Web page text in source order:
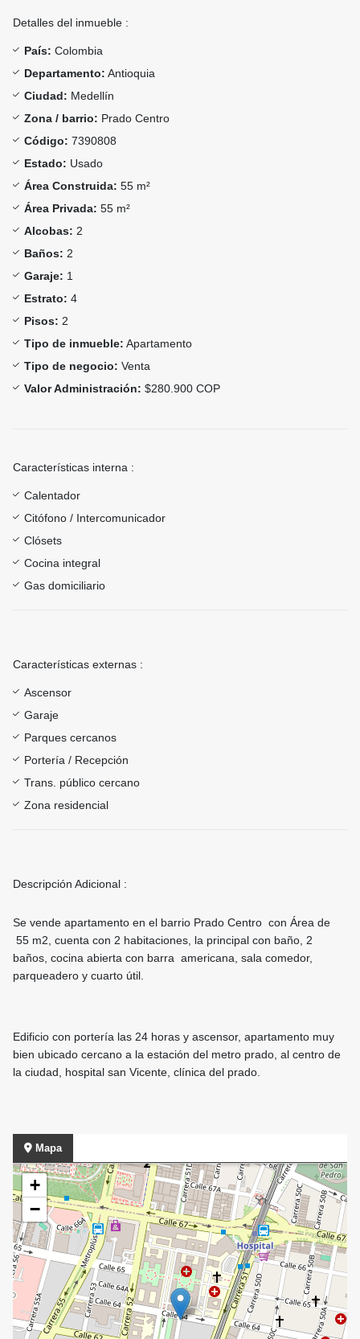
Detalles del inmueble :
País: Colombia
Departamento: Antioquia
Ciudad: Medellín
Zona / barrio: Prado Centro
Código: 7390808
Estado: Usado
Área Construida: 55 m²
Área Privada: 55 m²
Alcobas: 2
Baños: 2
Garaje: 1
Estrato: 4
Pisos: 2
Tipo de inmueble: Apartamento
Tipo de negocio: Venta
Valor Administración: $280.900 COP
Características interna :
Calentador
Citófono / Intercomunicador
Clósets
Cocina integral
Gas domiciliario
Características externas :
Ascensor
Garaje
Parques cercanos
Portería / Recepción
Trans. público cercano
Zona residencial
Descripción Adicional :
Se vende apartamento en el barrio Prado Centro con Área de
55 m2, cuenta con 2 habitaciones, la principal con baño, 2
baños, cocina abierta con barra americana, sala comedor,
parqueadero y cuarto útil.
Edificio con portería las 24 horas y ascensor, apartamento muy
bien ubicado cercano a la estación del metro prado, al centro de
la ciudad, hospital san Vicente, clínica del prado.
Mapa
+
−